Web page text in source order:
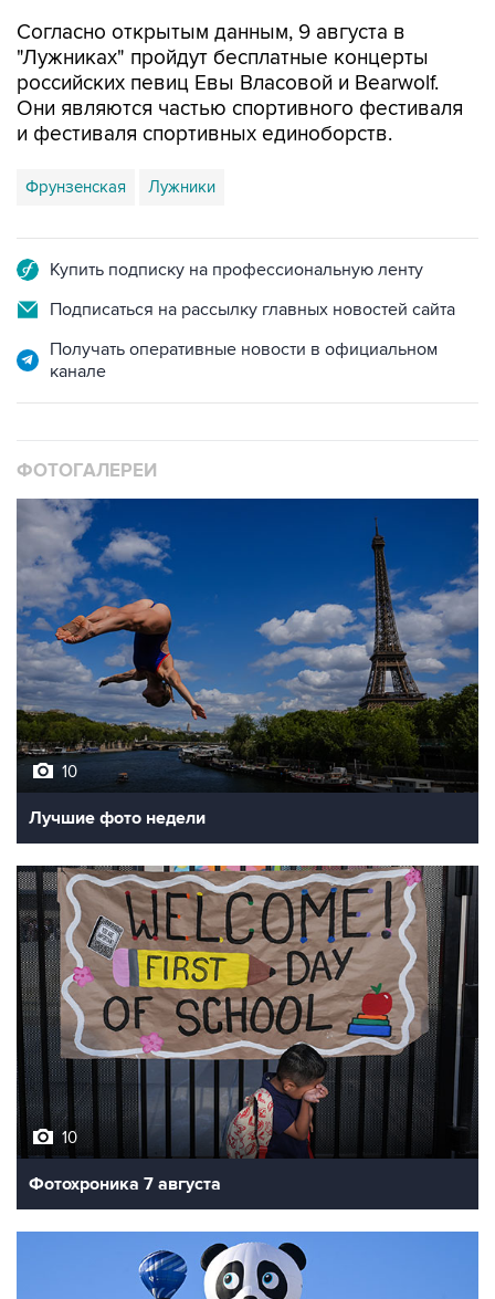
Согласно открытым данным, 9 августа в
"Лужниках" пройдут бесплатные концерты
российских певиц Евы Власовой и Bearwolf.
Они являются частью спортивного фестиваля
и фестиваля спортивных единоборств.
Фрунзенская Лужники
Купить подписку на профессиональную ленту
Подписаться на рассылку главных новостей сайта
Получать оперативные новости в официальном
канале
ФОТОГАЛЕРЕИ
10
Лучшие фото недели
10
Фотохроника 7 августа